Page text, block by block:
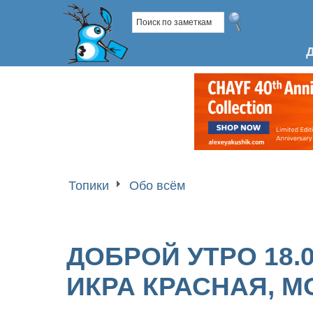
Топики Обо всём
ДОБРОЙ УТРО
ИКРА КРАСНАЯ,